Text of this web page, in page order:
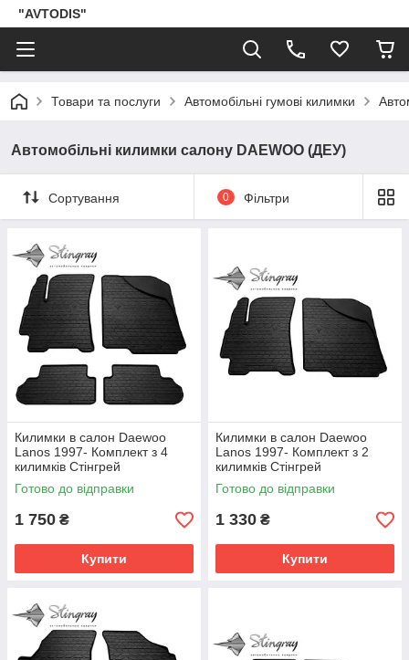
"AVTODIS"
Товари та послуги Автомобільні гумові килимки
Автомобільні килимки салону DAEWOO (ДЕУ)
Сортування 0 Фільтри
Килимки в салон Daewoo
Lanos 1997- Комплект з 4
килимків Стінгрей
Готово до відправки
1 750 ₴
Купити
Килимки в салон Daewoo
Lanos 1997- Комплект з 2
килимків Стінгрей
Готово до відправки
1 330 ₴
Купити